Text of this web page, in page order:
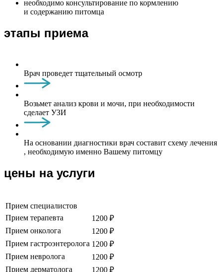
необходимо консультирование по кормлению
и содержанию питомца
этапы приема
Врач проведет тщательный осмотр
Возьмет анализ крови и мочи, при необходимости
сделает УЗИ
На основании диагностики врач составит схему лечения
, необходимую именно Вашему питомцу
цены на услуги
Прием специалистов
Прием терапевта
1200 ₽
Прием онколога
1200 ₽
Прием гастроэнтеролога 1200 ₽
Прием невролога
1200 ₽
Прием дерматолога
1200 ₽